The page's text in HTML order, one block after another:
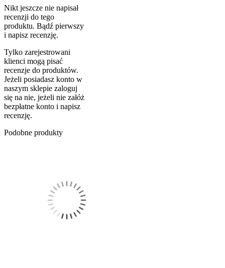
Nikt jeszcze nie napisał
recenzji do tego
produktu. Bądź pierwszy
i napisz recenzję.
Tylko zarejestrowani
klienci mogą pisać
recenzje do produktów.
Jeżeli posiadasz konto w
naszym sklepie zaloguj
się na nie, jeżeli nie załóż
bezpłatne konto i napisz
recenzję.
Podobne produkty